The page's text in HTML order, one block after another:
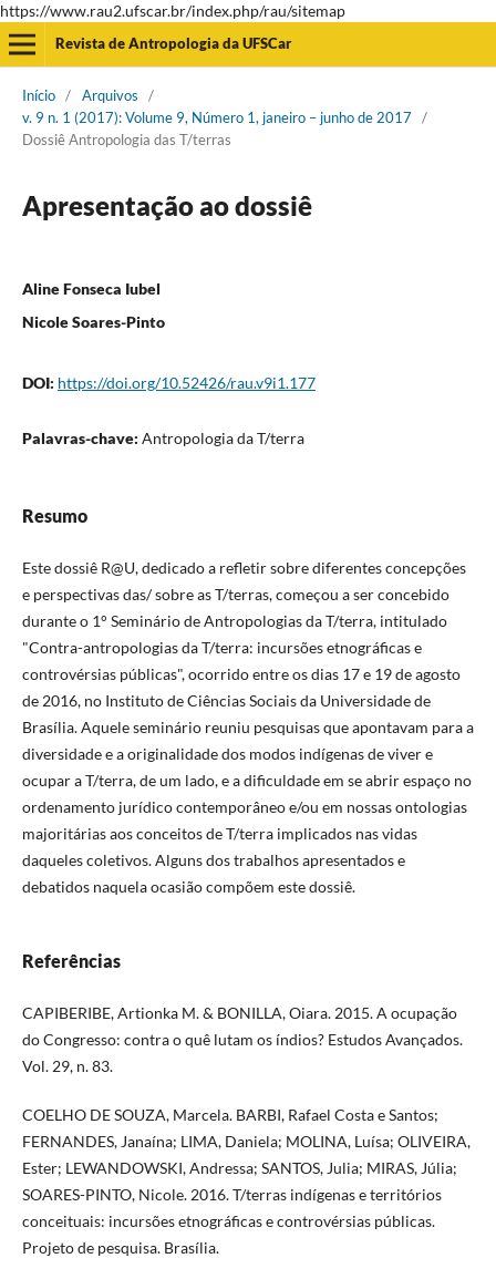
https://www.rau2.ufscar.br/index.php/rau/sitemap
Revista de Antropologia da UFSCar
Início / Arquivos
/
v. 9 n. 1 (2017): Volume 9, Número 1, janeiro – junho de 2017
/
Dossiê Antropologia das T/terras
Apresentação ao dossiê
Aline Fonseca Iubel
Nicole Soares-Pinto
DOI: https://doi.org/10.52426/rau.v9i1.177
Palavras-chave: Antropologia da T/terra
Resumo
Este dossiê R@U, dedicado a refletir sobre diferentes concepções
e perspectivas das/ sobre as T/terras, começou a ser concebido
durante o 1° Seminário de Antropologias da T/terra, intitulado
"Contra-antropologias da T/terra: incursões etnográficas e
controvérsias públicas", ocorrido entre os dias 17 e 19 de agosto
de 2016, no Instituto de Ciências Sociais da Universidade de
Brasília. Aquele seminário reuniu pesquisas que apontavam para a
diversidade e a originalidade dos modos indígenas de viver e
ocupar a T/terra, de um lado, e a dificuldade em se abrir espaço no
ordenamento jurídico contemporâneo e/ou em nossas ontologias
majoritárias aos conceitos de T/terra implicados nas vidas
daqueles coletivos. Alguns dos trabalhos apresentados e
debatidos naquela ocasião compõem este dossiê.
Referências
CAPIBERIBE, Artionka M. & BONILLA, Oiara. 2015. A ocupação
do Congresso: contra o quê lutam os índios? Estudos Avançados.
Vol. 29, n. 83.
COELHO DE SOUZA, Marcela. BARBI, Rafael Costa e Santos;
FERNANDES, Janaína; LIMA, Daniela; MOLINA, Luísa; OLIVEIRA,
Ester; LEWANDOWSKI, Andressa; SANTOS, Julia; MIRAS, Júlia;
SOARES-PINTO, Nicole. 2016. T/terras indígenas e territórios
conceituais: incursões etnográficas e controvérsias públicas.
Projeto de pesquisa. Brasília.